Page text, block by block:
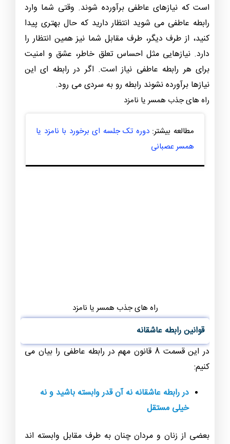
است که نیازهای عاطفی برآورده شوند. وقتی شما وارد
رابطه عاطفی می شوید انتظار دارید که حال بهتری پیدا
کنید، از طرف دیگر، طرف مقابل شما نیز همین انتظار را
دارد. نیازهایی مثل احساس تعلق خاطر، عشق و امنیت
برای هر رابطه عاطفی نیاز است. اگر در رابطه ای این
نیازها برآورده نشوند رابطه رو به سردی می رود.
راه های جذب همسر یا نامزد
مطالعه بیشتر:دوره تک جلسه ای برخورد با نامزد یا
همسر عصبانی
راه های جذب همسر یا نامزد
قوانین رابطه عاشقانه
در این قسمت 8 قانون مهم در رابطه عاطفی را بیان می
کنیم:
در رابطه عاشقانه نه آن قدر وابسته باشید و نه
خیلی مستقل
بعضی از زنان و مردان چنان به طرف مقابل وابسته اند